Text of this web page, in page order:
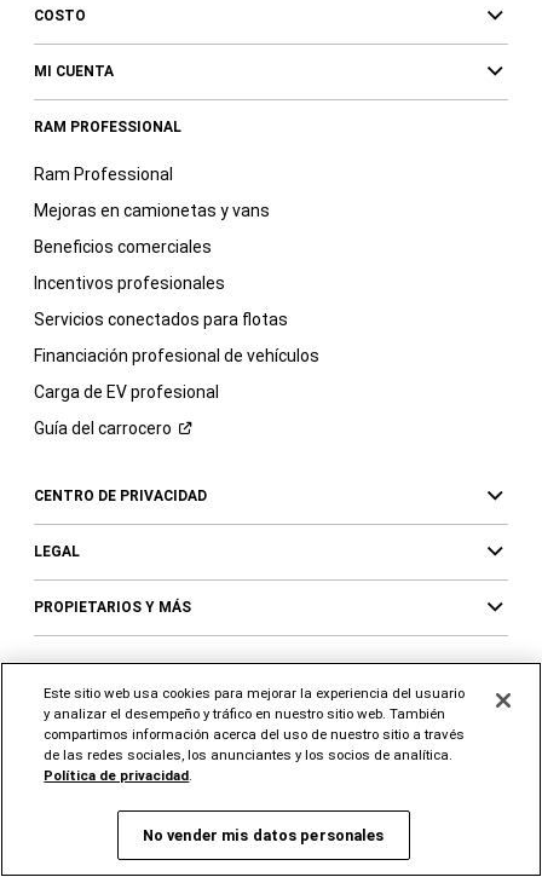
COSTO
MI CUENTA
RAM PROFESSIONAL
Ram Professional
Mejoras en camionetas y vans
Beneficios comerciales
Incentivos profesionales
Servicios conectados para flotas
Financiación profesional de vehículos
Carga de EV profesional
Guía del carrocero
CENTRO DE PRIVACIDAD
LEGAL
PROPIETARIOS Y MÁS
SÍGUENOS
Visita
a
Ram
Instagram
Visita
a
Ram
YouTube
Visita
a
Ram
en
Twitter
Visita
a
Ram
en
Facebook
Visita
Ram
en
LinkedIn
Visita
Ram
en
TikTok
SUPPORT
Este sitio web usa cookies para mejorar la experiencia del usuario
y analizar el desempeño y tráfico en nuestro sitio web. También
compartimos información acerca del uso de nuestro sitio a través
de las redes sociales, los anunciantes y los socios de analítica.
Política de privacidad.
No vender mis datos personales